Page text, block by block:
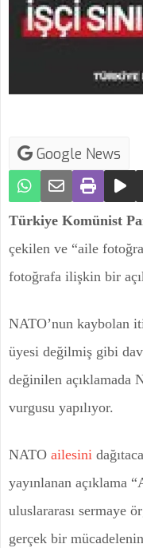
Google News
Türkiye Komünist
çekilen ve “aile
fotoğrafa ilişkin bir
NATO’nun kaybolan
üyesi değilmiş gibi
değinilen açıklamada
vurgusu yapılıyor.
NATO ailesini
yayınlanan açıklama
uluslararası sermaye
gerçek bir